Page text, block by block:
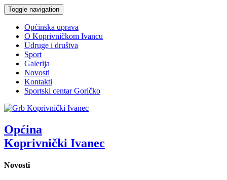
Toggle navigation
Općinska uprava
O Koprivničkom Ivancu
Udruge i društva
Sport
Galerija
Novosti
Kontakti
Sportski centar Goričko
Općina
Koprivnički Ivanec
Novosti